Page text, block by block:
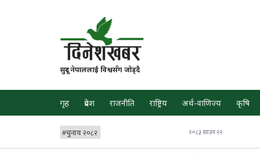
सुदूर नेपाललाई विश्वसँग जोड्दै
गृह प्रदेश राजनीति राष्ट्रिय अर्थ-वाणिज्य कृषि
#चुनाव २०८२ २०८३ साउन २२